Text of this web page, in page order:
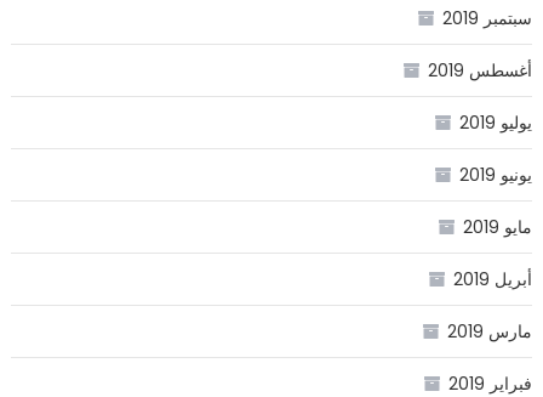
سبتمبر 2019
أغسطس 2019
يوليو 2019
يونيو 2019
مايو 2019
أبريل 2019
مارس 2019
فبراير 2019